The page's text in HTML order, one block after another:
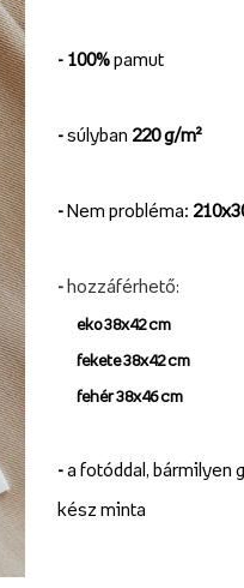
- 100%pamut
-súlyban 220 g/m²
-Nem probléma:
-hozzáférhető:
eko 38x42 cm
fekete 38x42 cm
fehér 38x46 cm
-a fotóddal, bármilyen
kész minta